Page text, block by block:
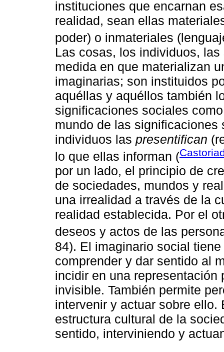
instituciones que encarnan
realidad, sean ellas
poder) o inmateriales
Las cosas, los individuos,
medida en que materializan
imaginarias; son instituidos
aquéllas y aquéllos también
significaciones sociales
mundo de las
individuos las presentifican
lo que ellas informan (
por un lado, el principio de
de sociedades, mundos y
una irrealidad a través de la
realidad establecida. Por el
deseos y actos de las
84). El imaginario social
comprender y dar sentido al
incidir en una
invisible. También permite
intervenir y actuar sobre
estructura cultural de la
sentido, interviniendo y